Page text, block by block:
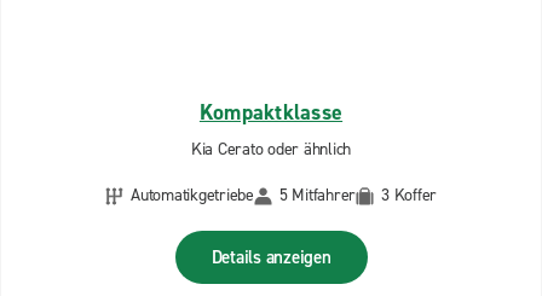
Kompaktklasse
Kia Cerato oder ähnlich
Automatikgetriebe
5 Mitfahrer 3 Koffer
Details anzeigen